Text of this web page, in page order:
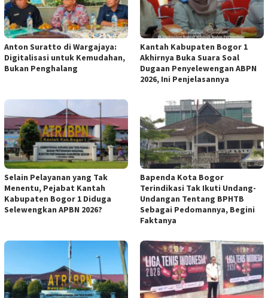
Anton Suratto di Wargajaya:
Digitalisasi untuk Kemudahan,
Bukan Penghalang
Kantah Kabupaten Bogor 1
Akhirnya Buka Suara Soal
Dugaan Penyelewengan ABPN
2026, Ini Penjelasannya
Selain Pelayanan yang Tak
Menentu, Pejabat Kantah
Kabupaten Bogor 1 Diduga
Selewengkan APBN 2026?
Bapenda Kota Bogor
Terindikasi Tak Ikuti Undang-
Undangan Tentang BPHTB
Sebagai Pedomannya, Begini
Faktanya